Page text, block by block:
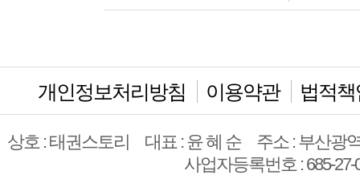
개인정보처리방침 이용약관 법적
상호 : 태권스토리 대표 : 윤 혜 순
주소 : 부산광
사업자등록번호 : 685-27-